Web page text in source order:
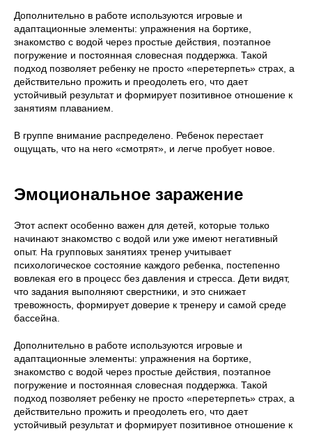
Дополнительно в работе используются игровые и
адаптационные элементы: упражнения на бортике,
знакомство с водой через простые действия, поэтапное
погружение и постоянная словесная поддержка. Такой
подход позволяет ребенку не просто «перетерпеть» страх, а
действительно прожить и преодолеть его, что дает
устойчивый результат и формирует позитивное отношение к
занятиям плаванием.
В группе внимание распределено. Ребенок перестает
ощущать, что на него «смотрят», и легче пробует новое.
Эмоциональное заражение
Этот аспект особенно важен для детей, которые только
начинают знакомство с водой или уже имеют негативный
опыт. На групповых занятиях тренер учитывает
психологическое состояние каждого ребенка, постепенно
вовлекая его в процесс без давления и стресса. Дети видят,
что задания выполняют сверстники, и это снижает
тревожность, формирует доверие к тренеру и самой среде
бассейна.
Дополнительно в работе используются игровые и
адаптационные элементы: упражнения на бортике,
знакомство с водой через простые действия, поэтапное
погружение и постоянная словесная поддержка. Такой
подход позволяет ребенку не просто «перетерпеть» страх, а
действительно прожить и преодолеть его, что дает
устойчивый результат и формирует позитивное отношение к